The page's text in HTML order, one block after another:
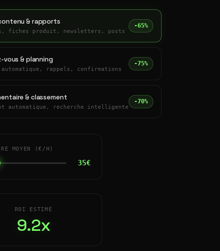
& rapports
fiches produit, newsletters, posts
-65%
vous & planning
rappels, confirmations
-75%
& classement
automatique, recherche intelligente
-70%
MOYEN (€/H)
35€
ROI ESTIMÉ
9.2x